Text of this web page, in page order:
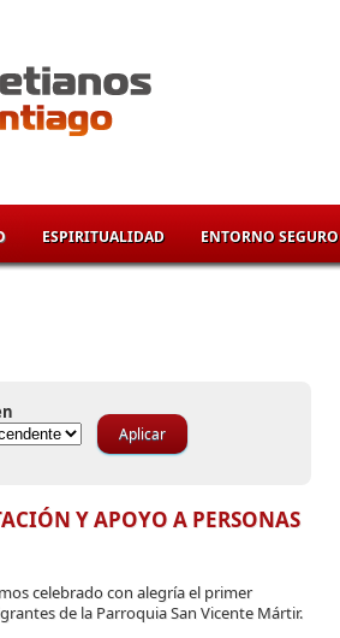
ESPIRITUALIDAD ENTORNO SEGURO
Y APOYO A PERSONAS
celebrado con alegría el primer
de la Parroquia San Vicente Mártir.